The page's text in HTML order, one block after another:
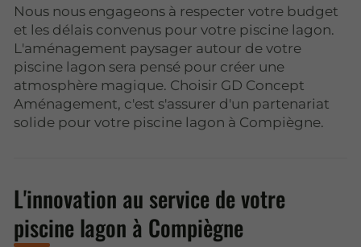
Nous nous engageons à respecter votre budget
et les délais convenus pour votre piscine lagon.
L'aménagement paysager autour de votre
piscine lagon sera pensé pour créer une
atmosphère magique. Choisir GD Concept
Aménagement, c'est s'assurer d'un partenariat
solide pour votre piscine lagon à Compiègne.
L'innovation au service de votre
piscine lagon à Compiègne